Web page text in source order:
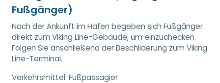
Fußgänger)
Nach der Ankunft im Hafen begeben sich Fußgänger
direkt zum Viking Line-Gebäude, um einzuchecken.
Folgen Sie anschließend der Beschilderung zum Viking
Line-Terminal.
Verkehrsmittel: Fußpassagier